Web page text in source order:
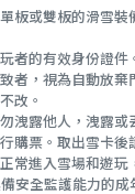
板或雙板的滑雪裝
者的有效身份證件
者，視為自動放棄
改。
洩露他人，洩露或
購票。取出雪卡後
常進入雪場和遊玩
安全監護能力的成